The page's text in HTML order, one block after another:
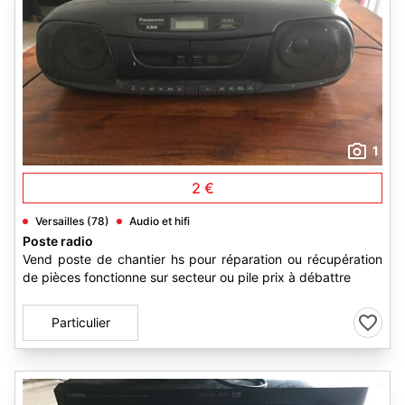
1
2 €
Versailles (78) Audio et hifi
Poste radio
Vend poste de chantier hs pour réparation ou récupération
de pièces fonctionne sur secteur ou pile prix à débattre
Particulier